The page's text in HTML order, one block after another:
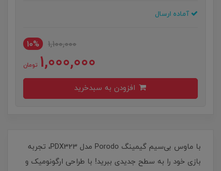
آماده ارسال
1,100,000
10%
1,000,000 تومان
با ماوس بی‌سیم گیمینگ Porodo مدل PDX323، تجربه
بازی خود را به سطح جدیدی ببرید! با طراحی ارگونومیک و